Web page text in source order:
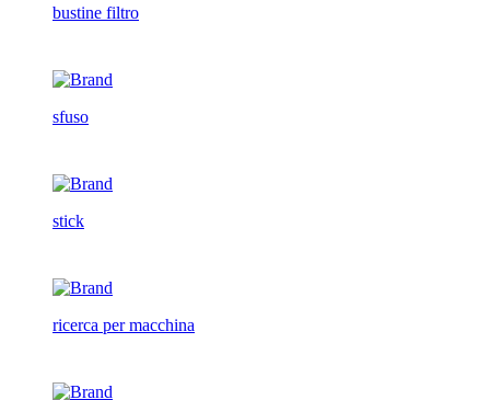
bustine filtro
sfuso
stick
ricerca per macchina